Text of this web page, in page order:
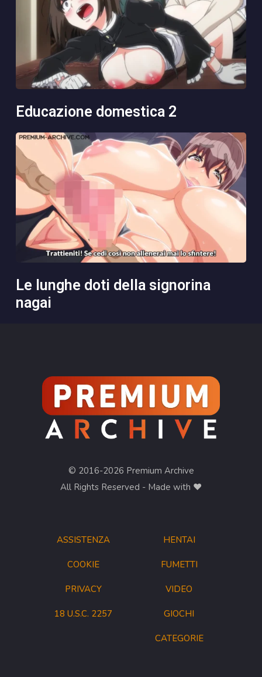
educazione domestica 2
le lunghe doti della signorina
nagai
ASSISTENZA
COOKIE
PRIVACY
18 U.S.C. 2257
© 2016-2026 Premium Archive
All Rights Reserved - Made with ❤︎
HENTAI
FUMETTI
VIDEO
GIOCHI
CATEGORIE